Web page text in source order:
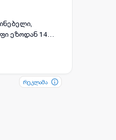
ეზოდან 14
რეკლამა
რეკლამა